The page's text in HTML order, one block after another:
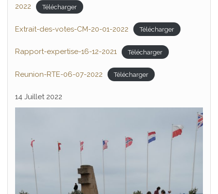
2022
Télécharger
Extrait-des-votes-CM-20-01-2022 Télécharger
Rapport-expertise-16-12-2021 Télécharger
Reunion-RTE-06-07-2022 Télécharger
14 Juillet 2022